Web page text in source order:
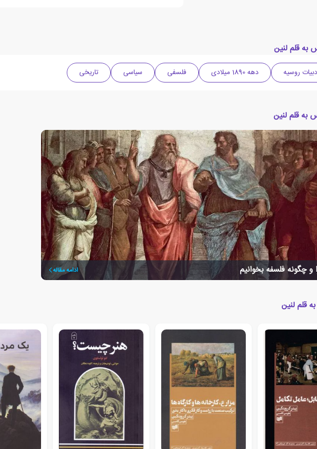
قلم لنین
روسیه دهه 1890 میلادی فلسفی سیاسی تاریخی
به قلم لنین
و چگونه فلسفه بخوانیم ادامه مقاله
قلم لنین